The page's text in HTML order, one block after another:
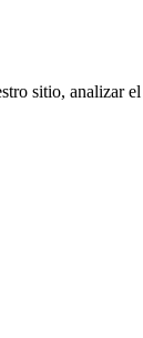
sitio, analizar